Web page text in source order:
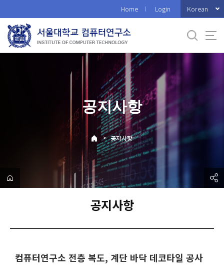
로
메
Home Login Korean
공지사항
> 공지사항
공지사항
컴퓨터연구소 전층 복도, 계단 바닥 데코타일 공사